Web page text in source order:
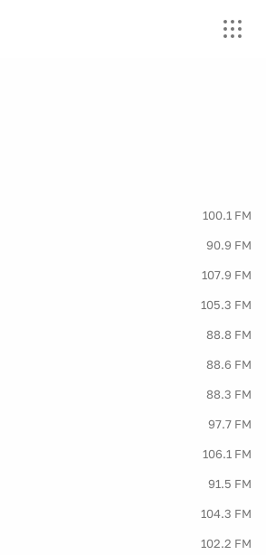
100.1 FM
90.9 FM
107.9 FM
105.3 FM
88.8 FM
88.6 FM
88.3 FM
97.7 FM
106.1 FM
91.5 FM
104.3 FM
102.2 FM